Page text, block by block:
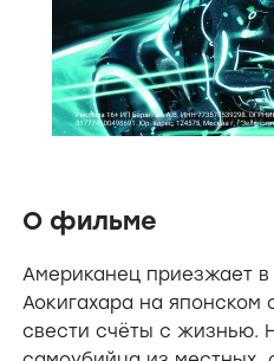
О фильме
Американец приезжает
Аокигахара на японском
свести счёты с жизнью.